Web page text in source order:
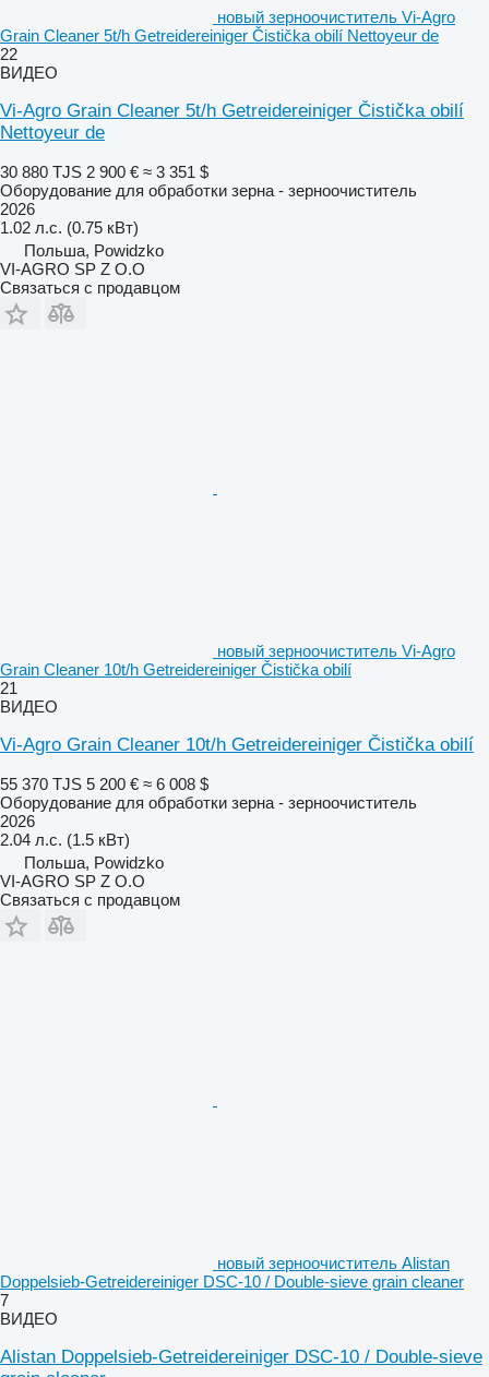
новый зерноочиститель Vi-Agro
Grain Cleaner 5t/h Getreidereiniger Čistička obilí Nettoyeur de
22
ВИДЕО
Vi-Agro Grain Cleaner 5t/h Getreidereiniger Čistička obilí
Nettoyeur de
30 880 TJS 2 900 € ≈ 3 351 $
Оборудование для обработки зерна - зерноочиститель
2026
1.02 л.с. (0.75 кВт)
Польша, Powidzko
VI-AGRO SP Z O.O
Связаться с продавцом
новый зерноочиститель Vi-Agro
Grain Cleaner 10t/h Getreidereiniger Čistička obilí
21
ВИДЕО
Vi-Agro Grain Cleaner 10t/h Getreidereiniger Čistička obilí
55 370 TJS 5 200 € ≈ 6 008 $
Оборудование для обработки зерна - зерноочиститель
2026
2.04 л.с. (1.5 кВт)
Польша, Powidzko
VI-AGRO SP Z O.O
Связаться с продавцом
новый зерноочиститель Alistan
Doppelsieb-Getreidereiniger DSC-10 / Double-sieve grain cleaner
7
ВИДЕО
Alistan Doppelsieb-Getreidereiniger DSC-10 / Double-sieve